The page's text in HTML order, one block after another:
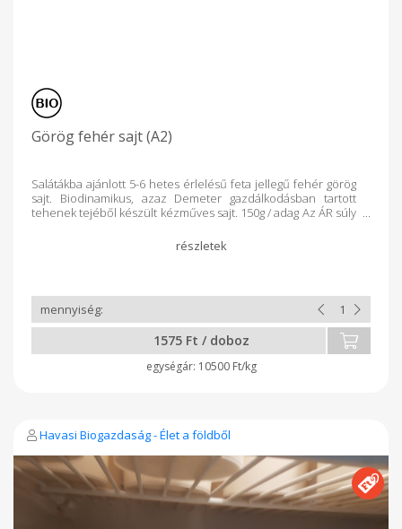
Görög fehér sajt (A2)
Salátákba ajánlott 5-6 hetes érlelésű feta jellegű fehér görög
sajt. Biodinamikus, azaz Demeter gazdálkodásban tartott
tehenek tejéből készült kézműves sajt. 150g / adag Az ÁR súly
1575 Ft / doboz
10500 Ft/kg
Havasi Biogazdaság - Élet a földből